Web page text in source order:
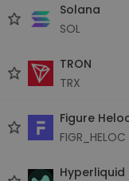
Solana
SOL
TRON
TRX
Figure
FIGR_HELOC
Hyperliquid